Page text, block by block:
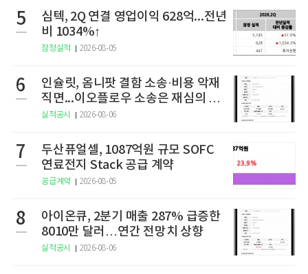
5
심텍, 2Q 연결 영업이익 628억...전년
비 1034%↑
잠정실적 2026-08-05
6
인슐릿, 옴니팟 결함 소송·비용 악재
직면...이오플로우 소송은 재심의 청
구
실적공시 2026-08-06
7
두산퓨얼셀, 1087억원 규모 SOFC
연료전지 Stack 공급 계약
공급계약 2026-08-05
8
아이온큐, 2분기 매출 287% 급증한
8010만 달러…연간 전망치 상향
실적공시 2026-08-06